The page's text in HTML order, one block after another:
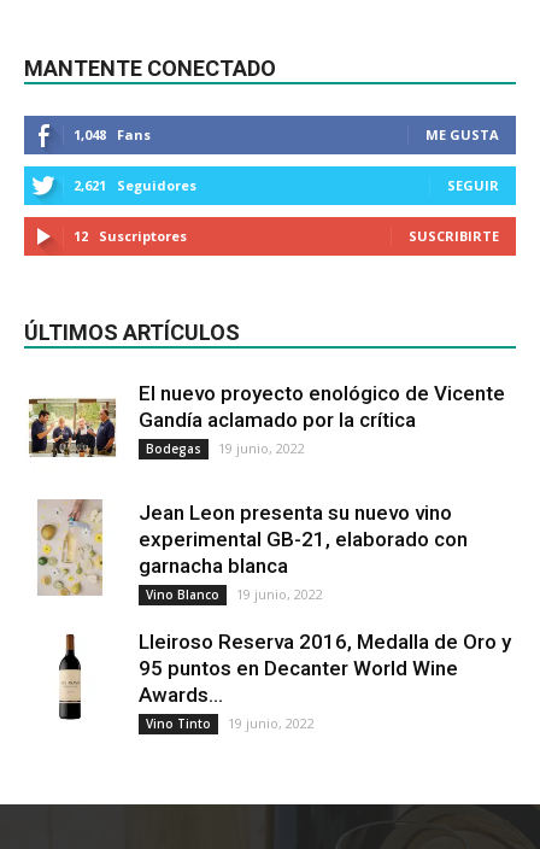
MANTENTE CONECTADO
1,048 Fans ME GUSTA
2,621 Seguidores SEGUIR
12 Suscriptores SUSCRIBIRTE
ÚLTIMOS ARTÍCULOS
El nuevo proyecto enológico de Vicente
Gandía aclamado por la crítica
Bodegas 19 junio, 2022
Jean Leon presenta su nuevo vino
experimental GB-21, elaborado con
garnacha blanca
Vino Blanco 19 junio, 2022
Lleiroso Reserva 2016, Medalla de Oro y
95 puntos en Decanter World Wine
Awards...
Vino Tinto 19 junio, 2022